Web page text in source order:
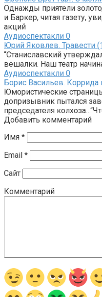
Однажды приятели
и Баркер, читая газету,
акций
Аудиоспектакли 0
Юрий Яковлев. Травести
“Станиславский
вешалки. Наш театр
Аудиоспектакли 0
Борис Васильев.
Юмористические
допризывник пытался
председателя
Добавить комментарий
Имя *
Email *
Сайт
Комментарий